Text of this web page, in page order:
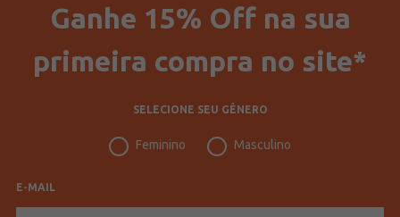
Ganhe 15% Off na sua
primeira compra no site*
SELECIONE SEU GÊNERO
Feminino Masculino
E-MAIL